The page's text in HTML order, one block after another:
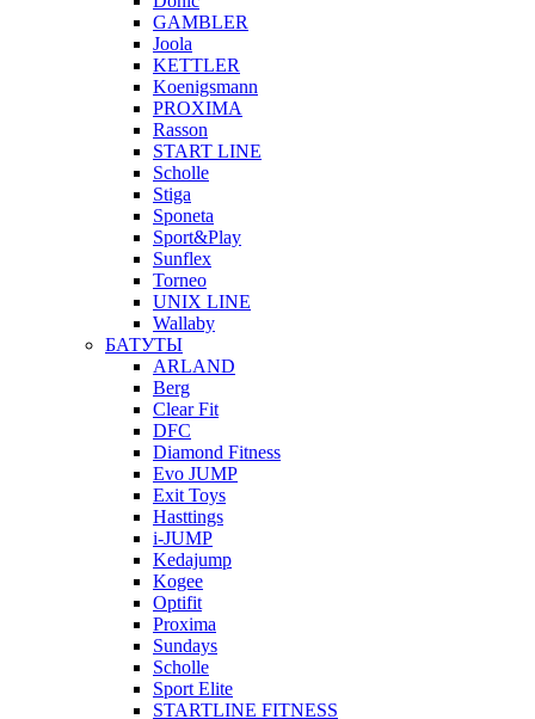
GAMBLER
Joola
KETTLER
Koenigsmann
PROXIMA
Rasson
START LINE
Scholle
Stiga
Sponeta
Sport&Play
Sunflex
Torneo
UNIX LINE
Wallaby
БАТУТЫ
ARLAND
Berg
Clear Fit
DFC
Diamond Fitness
Evo JUMP
Exit Toys
Hasttings
i-JUMP
Kedajump
Kogee
Optifit
Proxima
Sundays
Scholle
Sport Elite
STARTLINE FITNESS